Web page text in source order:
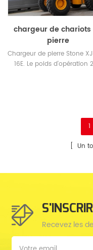
chargeur de chariots
pierre
Chargeur de pierre Stone
16E. Le poids d'opération
1
[ Un
Recevez les